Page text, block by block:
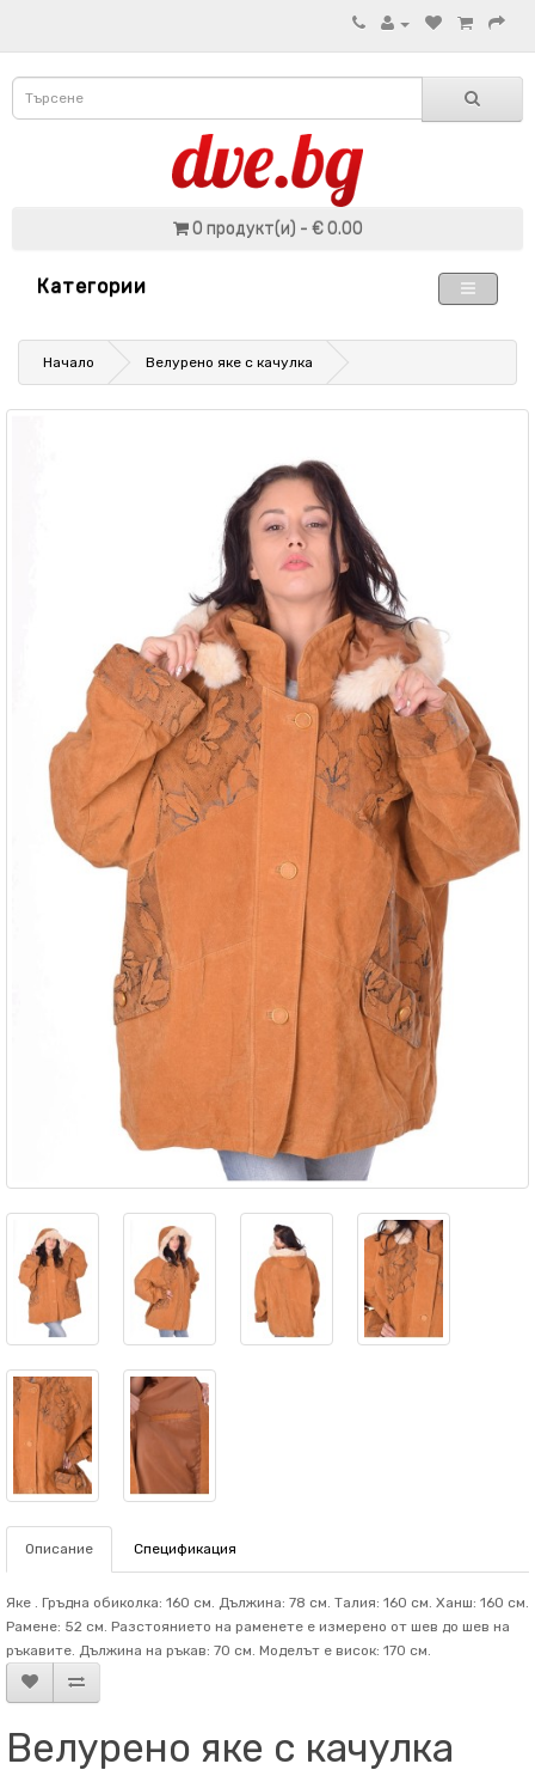
0 продукт(и) - € 0.00
Категории
Начало Велурено яке с качулка
Описание Спецификация
Яке . Гръдна обиколка: 160 см. Дължина: 78 см. Талия: 160 см. Ханш: 160 см.
Рамене: 52 см. Разстоянието на раменете е измерено от шев до шев на
ръкавите. Дължина на ръкав: 70 см. Mоделът е висок: 170 см.
Велурено яке с качулка